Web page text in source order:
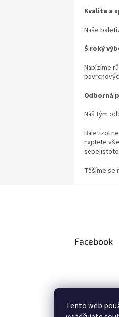
Tento web
Kvalita a
Naše
Široký
Nabízíme
Odborná
Náš tým
Baletizol
najdete
Těšíme se
Facebook